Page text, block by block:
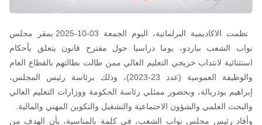
نظمت الاكاديمية البرلمانية، اليوم الجمعة 03-10-2025 بمقر مجلس
نواب الشعب بباردو، يوما دراسيا حول مقترح قانون يتعلق بأحكام
استثنائية لانتداب خريجي التعليم العالي ممن طالت بطالتهم بالقطاع العام
والوظيفة العمومية (عدد 23-2023)، وذلك برئاسة رئيس المجلس،
إبراهيم بودربالة، وبحضور ممثلي رئاسة الحكومة ووزارات التعليم العالي
والبحث العلمي والشؤون الاجتماعية والتشغيل والتكوين المهني والمالية.
وأفاد رئيس مجلس نواب الشعب، في كلمة بالمناسبة، بأن الهدف من